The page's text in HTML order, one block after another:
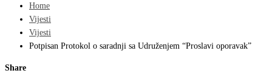
Home
Vijesti
Vijesti
Potpisan Protokol o saradnji sa Udruženjem “Proslavi oporavak”
Share